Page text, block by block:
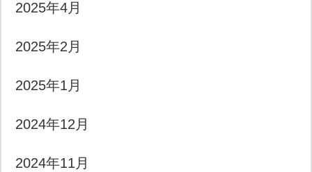
2025年4月
2025年2月
2025年1月
2024年12月
2024年11月